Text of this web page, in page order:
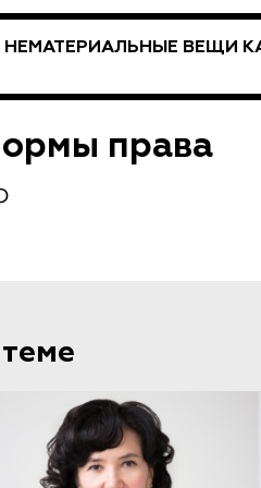
НЕМАТЕРИАЛЬНЫЕ ВЕЩИ
права